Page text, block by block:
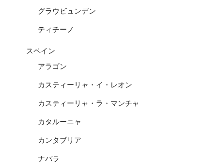
グラウビュンデン
ティチーノ
スペイン
アラゴン
カスティーリャ・イ・レオン
カスティーリャ・ラ・マンチャ
カタルーニャ
カンタブリア
ナバラ